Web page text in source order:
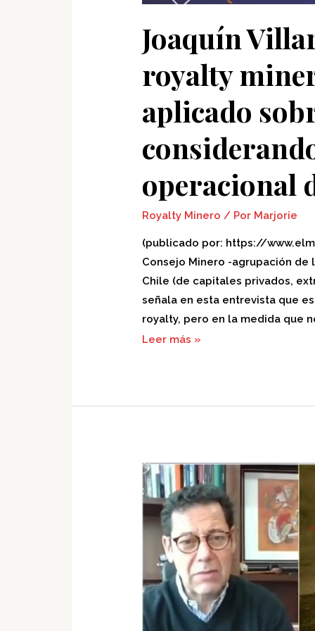
Joaquín
royalty
aplicado
operacional
Royalty Minero / Por Marjorie
(publicado por: https://
Consejo Minero -agrupación
Chile (de capitales privados,
señala en esta entrevista que
royalty, pero en la medida que
utilidades
y
considerando
margen
de
empresas
Leer más »